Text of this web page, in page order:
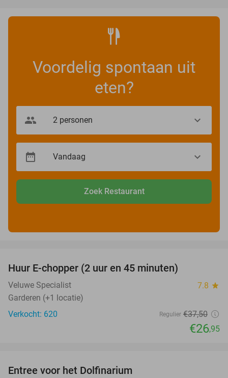
Voordelig spontaan uit
eten?
Zoek Restaurant
Huur E-chopper (2 uur en 45 minuten)
Veluwe Specialist 7.8 star
Garderen (+1 locatie)
Verkocht: 620
Regulier €37,50
€26,95
Entree voor het Dolfinarium